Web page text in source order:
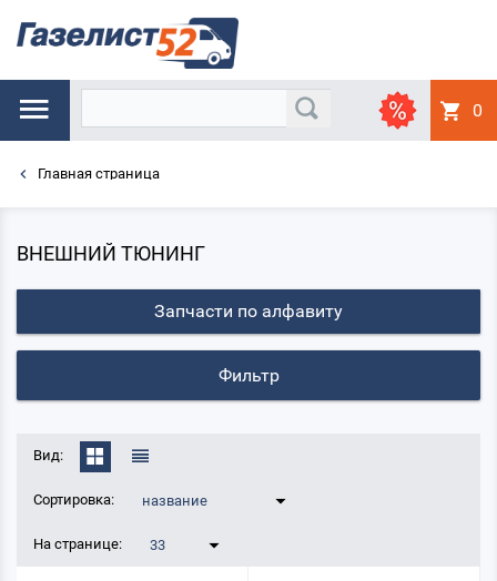
0
Главная страница
ВНЕШНИЙ ТЮНИНГ
Запчасти по алфавиту
Фильтр
Вид:
Сортировка: название
На странице: 33